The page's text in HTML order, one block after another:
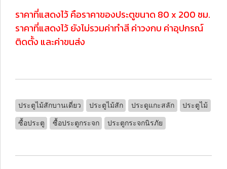
ราคาที่แสดงไว้ คือราคาของประตูขนาด 80 x 200 ซม.
ราคาที่แสดงไว้ ยังไม่รวมค่าทำสี ค่าวงกบ ค่าอุปกรณ์
ติดตั้ง และค่าขนส่ง
ประตูไม้สักบานเดี่ยว ประตูไม้สัก ประดูแกะสลัก ประตูไม้
ซื้อประตู ซื้อประตูกระจก ประตูกระจกนิรภัย